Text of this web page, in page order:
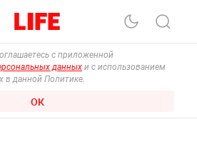
с приложенной
данных и с использованием
в данной Политике.
ОК